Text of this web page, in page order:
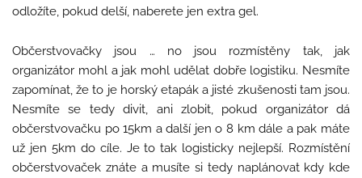
odložíte, pokud delší, naberete jen extra gel.
Občerstvovačky jsou … no jsou rozmístěny tak, jak
organizátor mohl a jak mohl udělat dobře logistiku. Nesmíte
zapomínat, že to je horský etapák a jisté zkušenosti tam jsou.
Nesmíte se tedy divit, ani zlobit, pokud organizátor dá
občerstvovačku po 15km a další jen o 8 km dále a pak máte
už jen 5km do cíle. Je to tak logisticky nejlepší. Rozmístění
občerstvovaček znáte a musíte si tedy naplánovat kdy kde